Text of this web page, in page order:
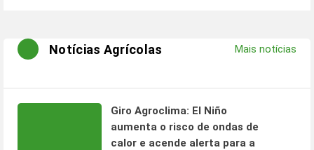
Notícias Agrícolas Mais notícias
Giro Agroclima: El Niño
aumenta o risco de ondas de
calor e acende alerta para a